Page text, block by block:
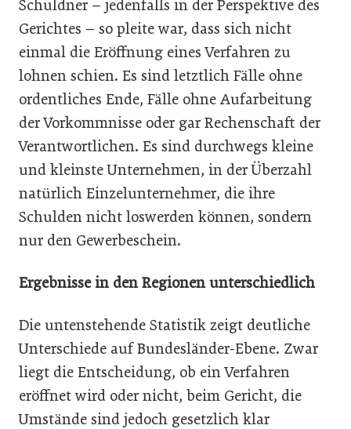
Schuldner – jedenfalls in der Perspektive des
Gerichtes – so pleite war, dass sich nicht
einmal die Eröffnung eines Verfahren zu
lohnen schien. Es sind letztlich Fälle ohne
ordentliches Ende, Fälle ohne Aufarbeitung
der Vorkommnisse oder gar Rechenschaft der
Verantwortlichen. Es sind durchwegs kleine
und kleinste Unternehmen, in der Überzahl
natürlich Einzelunternehmer, die ihre
Schulden nicht loswerden können, sondern
nur den Gewerbeschein.
Ergebnisse in den Regionen unterschiedlich
Die untenstehende Statistik zeigt deutliche
Unterschiede auf Bundesländer-Ebene. Zwar
liegt die Entscheidung, ob ein Verfahren
eröffnet wird oder nicht, beim Gericht, die
Umstände sind jedoch gesetzlich klar